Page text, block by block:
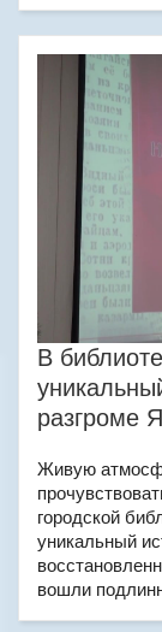
В
разгроме
Живую
городской
уникальный
вошли